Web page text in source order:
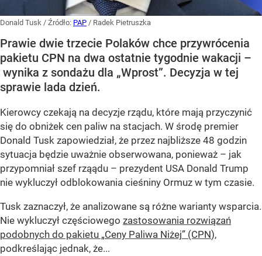
Donald Tusk / Źródło: PAP / Radek Pietruszka
Prawie dwie trzecie Polaków chce przywrócenia
pakietu CPN na dwa ostatnie tygodnie wakacji –
wynika z sondażu dla „Wprost”. Decyzja w tej
sprawie lada dzień.
Kierowcy czekają na decyzje rządu, które mają przyczynić
się do obniżek cen paliw na stacjach. W środę premier
Donald Tusk zapowiedział, że przez najbliższe 48 godzin
sytuacja będzie uważnie obserwowana, ponieważ – jak
przypomniał szef rząądu – prezydent USA Donald Trump
nie wykluczył odblokowania cieśniny Ormuz w tym czasie.
Tusk zaznaczył, że analizowane są różne warianty wsparcia.
Nie wykluczył częściowego zastosowania rozwiązań
podobnych do pakietu „Ceny Paliwa Niżej” (CPN),
podkreślając jednak, że...